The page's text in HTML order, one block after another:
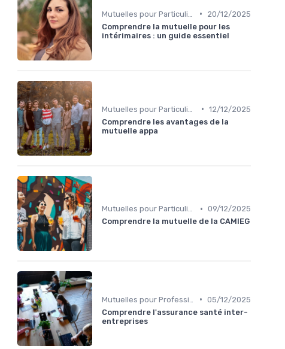
•
20/12/2025
Comprendre la mutuelle pour les
intérimaires : un guide essentiel
• 12/12/2025
Comprendre les avantages de la
mutuelle appa
Mutuelles pour Particuliers • 09/12/2025
Comprendre la mutuelle de la CAMIEG
• 05/12/2025
Comprendre l'assurance santé inter-
entreprises